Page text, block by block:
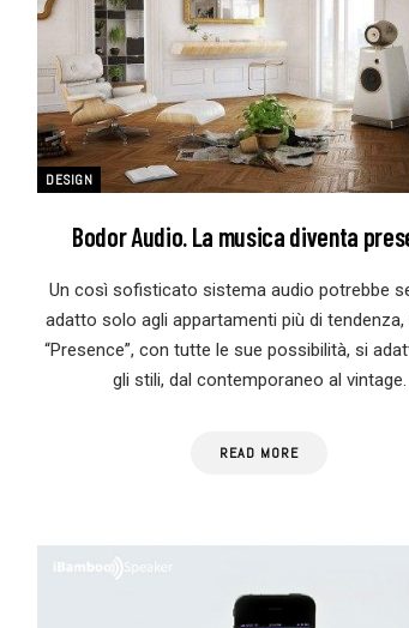
DESIGN
Bodor Audio. La musica diventa
Un così sofisticato sistema audio potrebbe
adatto solo agli appartamenti più di tendenza,
“Presence”, con tutte le sue possibilità, si
gli stili, dal contemporaneo al vintage.
READ MORE